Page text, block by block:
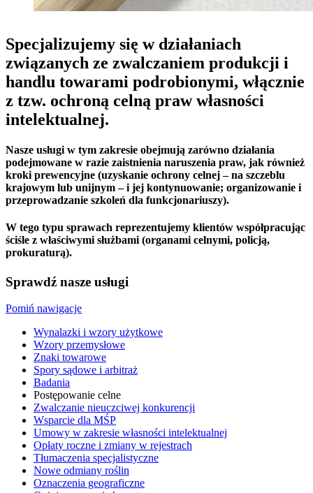
Specjalizujemy się w działaniach
związanych ze zwalczaniem produkcji i
handlu towarami podrobionymi, włącznie
z tzw. ochroną celną praw własności
intelektualnej.
Nasze usługi w tym zakresie obejmują zarówno działania
podejmowane w razie zaistnienia naruszenia praw, jak również
kroki prewencyjne (uzyskanie ochrony celnej – na szczeblu
krajowym lub unijnym – i jej kontynuowanie; organizowanie i
przeprowadzanie szkoleń dla funkcjonariuszy).
W tego typu sprawach reprezentujemy klientów współpracując
ściśle z właściwymi służbami (organami celnymi, policją,
prokuraturą).
Sprawdź nasze usługi
Pomiń nawigacje
Wynalazki i wzory użytkowe
Wzory przemysłowe
Znaki towarowe
Spory sądowe i arbitraż
Badania
Postępowanie celne
Zwalczanie nieuczciwej konkurencji
Wsparcie dla MŚP
Umowy w zakresie własności intelektualnej
Opłaty roczne i zmiany w rejestrach
Tłumaczenia specjalistyczne
Nowe odmiany roślin
Oznaczenia geograficzne